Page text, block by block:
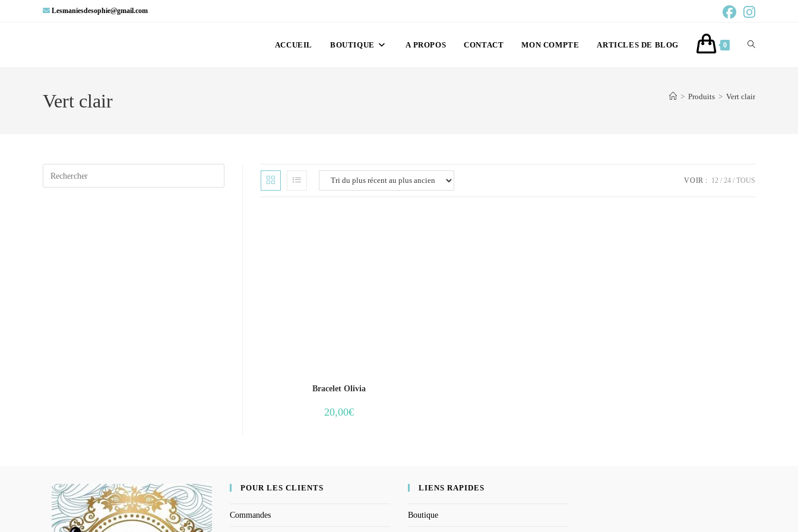
Lesmaniesdesophie@gmail.com
ACCUEIL BOUTIQUE A PROPOS CONTACT MON COMPTE ARTICLES DE BLOG 0
Vert clair > Produits > Vert clair
VOIR : 12 24 TOUS
Bracelet Olivia
20,00€
POUR LES CLIENTS
Commandes
LIENS RAPIDES
Boutique